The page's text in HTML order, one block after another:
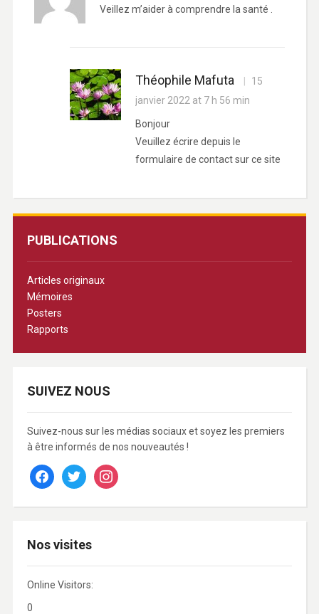
PUBLICATIONS
Articles originaux
Mémoires
Posters
Rapports
SUIVEZ NOUS
Suivez-nous sur les médias sociaux et soyez les premiers
à être informés de nos nouveautés !
facebooktwitter instagram
Nos visites
Online Visitors:
0
Veillez m’aider à comprendre la santé .
Théophile Mafuta
15
janvier 2022 at 7 h 56 min
Bonjour
Veuillez écrire depuis le
formulaire de contact sur ce site